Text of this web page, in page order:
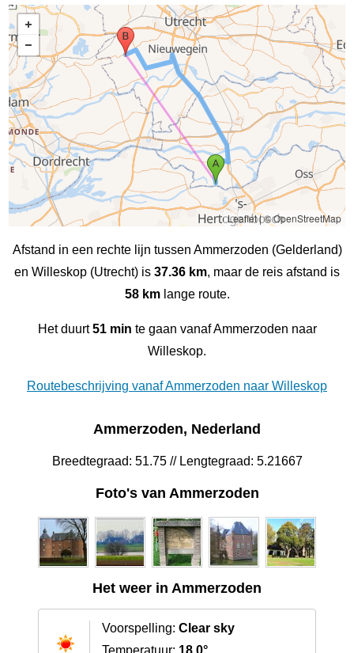
Leaflet|© OpenStreetMap
Afstand in een rechte lijn tussen Ammerzoden (Gelderland)
en Willeskop (Utrecht) is 37.36 km, maar de reis afstand is
58 kmlange route.
Het duurt51 min te gaan vanaf Ammerzoden naar
Willeskop.
Routebeschrijving vanaf Ammerzoden naar Willeskop
Ammerzoden, Nederland
Breedtegraad: 51.75 // Lengtegraad: 5.21667
Foto's van Ammerzoden
Het weer in Ammerzoden
Voorspelling: Clear sky